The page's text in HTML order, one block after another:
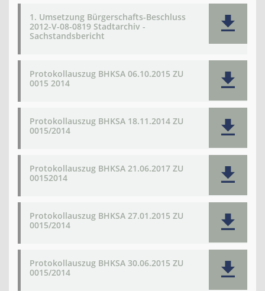
1. Umsetzung Bürgerschafts-Beschluss
2012-V-08-0819 Stadtarchiv -
Sachstandsbericht
Protokollauszug BHKSA 06.10.2015 ZU
0015 2014
Protokollauszug BHKSA 18.11.2014 ZU
0015/2014
Protokollauszug BHKSA 21.06.2017 ZU
00152014
Protokollauszug BHKSA 27.01.2015 ZU
0015/2014
Protokollauszug BHKSA 30.06.2015 ZU
0015/2014